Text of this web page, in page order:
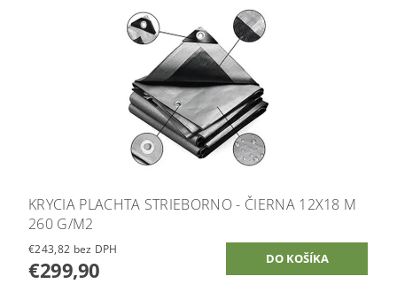
KRYCIA PLACHTA STRIEBORNO - ČIERNA 12X18 M
260 G/M2
€243,82 bez DPH
€299,90